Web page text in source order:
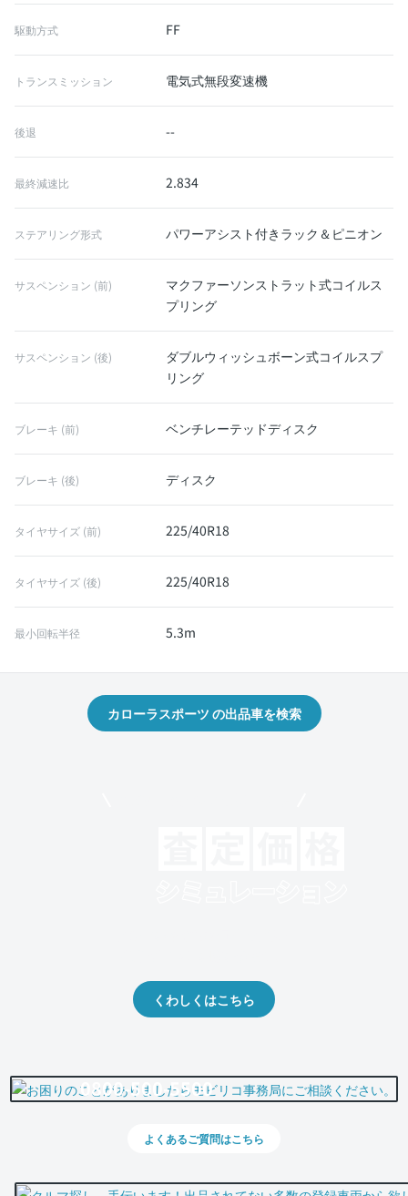
駆動方式 FF
トランスミッション 電気式無段変速機
後退 --
最終減速比 2.834
ステアリング形式 パワーアシスト付きラック＆ピニオン
サスペンション (前)
マクファーソンストラット式コイルス
プリング
サスペンション (後)
ダブルウィッシュボーン式コイルスプ
リング
ブレーキ (前) ベンチレーテッドディスク
ブレーキ (後) ディスク
タイヤサイズ (前) 225/40R18
タイヤサイズ (後) 225/40R18
最小回転半径 5.3m
カローラスポーツ の出品車を検索
くわしくはこちら
0800-500-5500
よくあるご質問はこちら